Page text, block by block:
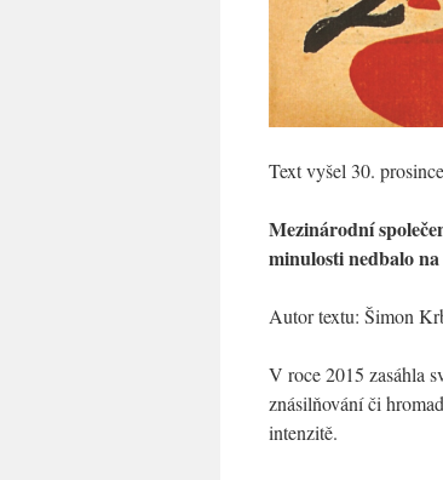
Text vyšel 30.
Mezinárodní
minulosti nedbalo
Autor textu: Šimon
V roce 2015 zasáhla
znásilňování či
intenzitě.